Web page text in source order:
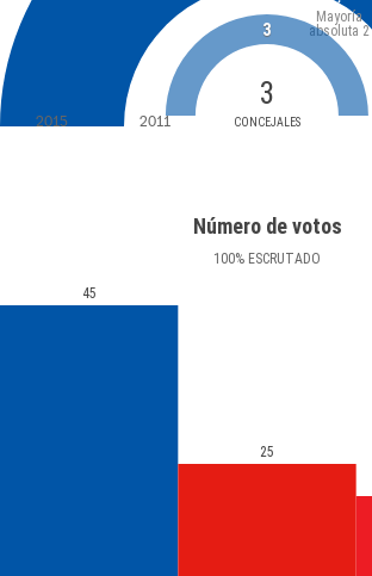
3
CONCEJALES
Mayoría
absoluta 2
3
2015 2011
Número de votos
100% ESCRUTADO
45
25